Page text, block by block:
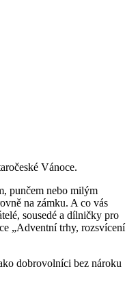
Vánoce.
punčem nebo milým
na zámku. A co vás
sousedé a dílničky pro
„Adventní trhy, rozsvícení
dobrovolníci bez nároku